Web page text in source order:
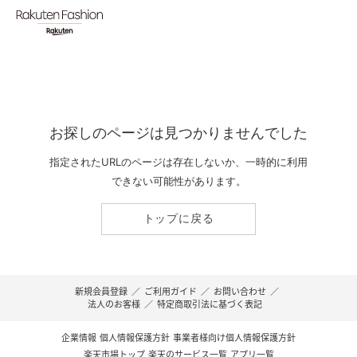
お探しのページは見つかりませんでした
指定されたURLのページは存在しないか、一時的に利用
できない可能性があります。
トップに戻る
新規会員登録 ／ ご利用ガイド ／ お問い合わせ ／
法人のお客様 ／ 特定商取引法に基づく表記
企業情報 個人情報保護方針 事業者様向け個人情報保護方針
楽天市場トップ 楽天のサービス一覧 アプリ一覧